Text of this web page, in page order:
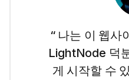
“ 나는 이 웹사
LightNode 덕
게 시작할 수